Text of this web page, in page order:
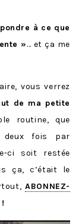
à ce que
»… et ça me
vous verrez
de ma petite
routine, que
deux fois par
ci soit restée
ça, c’était le
ABONNEZ-
!